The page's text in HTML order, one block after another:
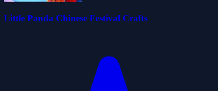
Little Panda Chinese Festival Crafts